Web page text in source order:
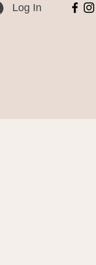
Log In